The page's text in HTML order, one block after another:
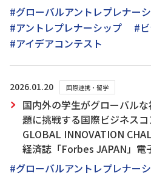
#グローバルアントレプレナー
#アントレプレナーシップ
#
#アイデアコンテスト
2026.01.20 国際連携・留学
国内外の学生がグローバル
題に挑戦する国際ビジネス
GLOBAL INNOVATION
経済誌「Forbes JAPAN」電
#グローバルアントレプレナー